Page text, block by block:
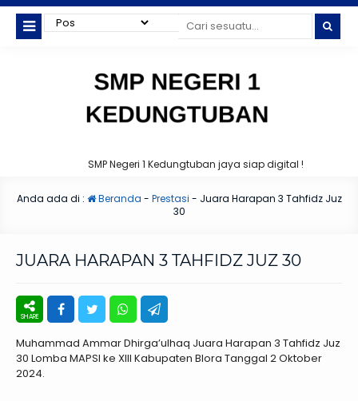
SMP Negeri 1 Kedungtuban jaya siap digital !
Anda ada di : Beranda - Prestasi - Juara Harapan 3 Tahfidz Juz
30
JUARA HARAPAN 3 TAHFIDZ JUZ 30
Muhammad Ammar Dhirga’ulhaq Juara Harapan 3 Tahfidz Juz
30 Lomba MAPSI ke XIII Kabupaten Blora Tanggal 2 Oktober
2024.